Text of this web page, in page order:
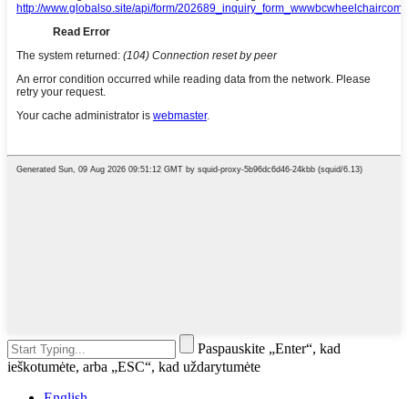
Paspauskite „Enter“, kad
ieškotumėte, arba „ESC“, kad uždarytumėte